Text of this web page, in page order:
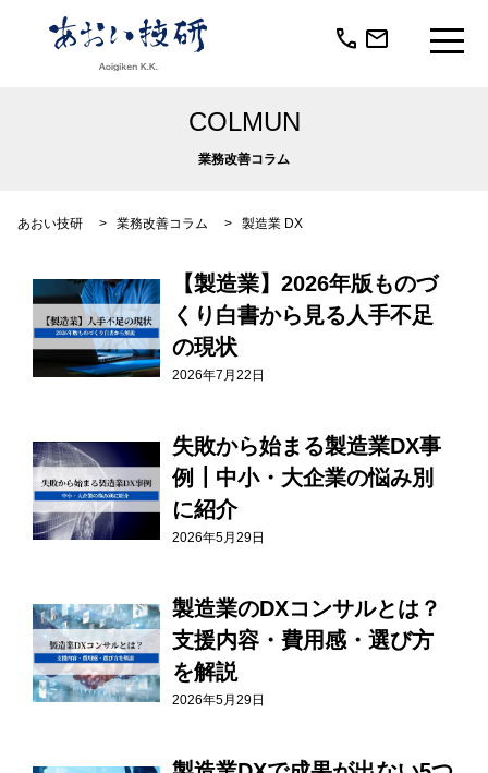
call mail
COLMUN
業務改善コラム
あおい技研 > 業務改善コラム > 製造業 DX
【製造業】2026年版ものづ
くり白書から見る人手不足
の現状
2026年7月22日
失敗から始まる製造業DX事
例┃中小・大企業の悩み別
に紹介
2026年5月29日
製造業のDXコンサルとは？
支援内容・費用感・選び方
を解説
2026年5月29日